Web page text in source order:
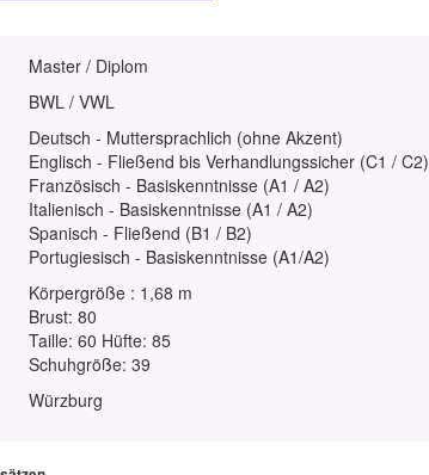
Master / Diplom
BWL / VWL
Deutsch - Muttersprachlich (ohne Akzent)
Englisch - Fließend bis Verhandlungssicher (C1 / C2)
Französisch - Basiskenntnisse (A1 / A2)
Italienisch - Basiskenntnisse (A1 / A2)
Spanisch - Fließend (B1 / B2)
Portugiesisch - Basiskenntnisse (A1/A2)
Körpergröße : 1,68 m
Brust: 80
Taille: 60 Hüfte: 85
Schuhgröße: 39
Würzburg